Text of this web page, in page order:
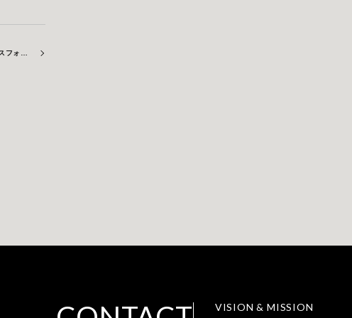
VISION & MISSION